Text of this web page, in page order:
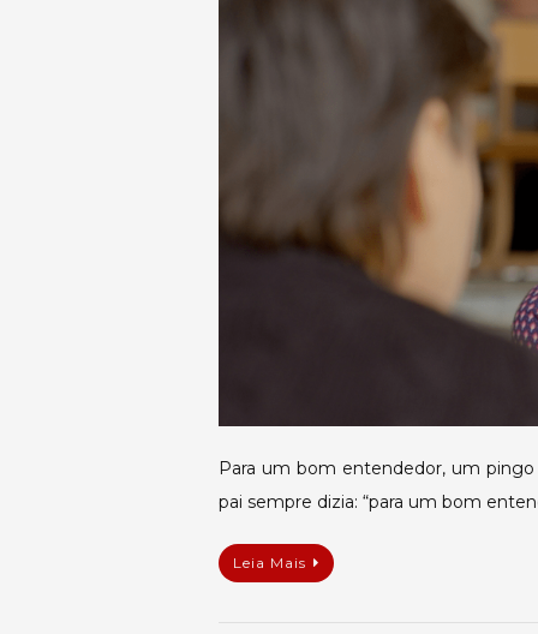
Para um bom entendedor, um
pai sempre dizia: “para um bom
Leia Mais